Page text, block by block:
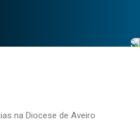
na Diocese de Aveiro